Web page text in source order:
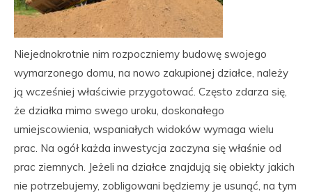
Niejednokrotnie nim rozpoczniemy budowę swojego
wymarzonego domu, na nowo zakupionej działce, należy
ją wcześniej właściwie przygotować. Często zdarza się,
że działka mimo swego uroku, doskonałego
umiejscowienia, wspaniałych widoków wymaga wielu
prac. Na ogół każda inwestycja zaczyna się właśnie od
prac ziemnych. Jeżeli na działce znajdują się obiekty jakich
nie potrzebujemy, zobligowani będziemy je usunąć, na tym